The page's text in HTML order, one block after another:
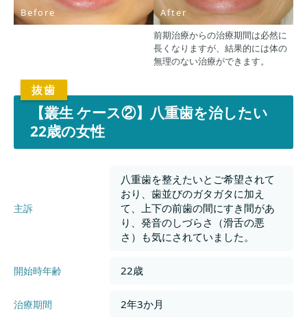
Before
After
前期治療からの治療期間は必然に
長くなりますが、結果的には体の
無理のない治療ができます。
【叢生 ケース②】八重歯を治したい
22歳の女性
主訴
八重歯を整えたいとご希望されて
おり、歯並びのガタガタに加え
て、上下の前歯の間にすき間があ
り、発音のしづらさ（滑舌の悪
さ）も気にされていました。
開始時年齢 22歳
治療期間 2年3か月